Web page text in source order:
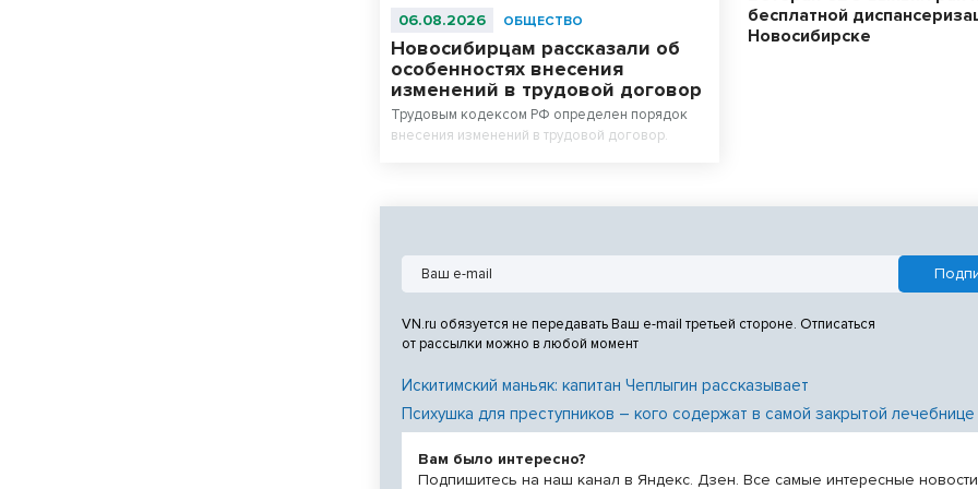
06.08.2026 ОБЩЕСТВО
Новосибирцам рассказали об
особенностях внесения
изменений в трудовой договор
Трудовым кодексом РФ определен порядок
внесения изменений в трудовой договор.
бесплатной
Новосибирске
VN.ru обязуется не передавать Ваш e-mail третьей стороне. Отписаться
от рассылки можно в любой момент
Искитимский маньяк: капитан Чеплыгин рассказывает
Психушка для преступников – кого содержат в самой закрытой
Вам было интересно?
Подпишитесь на наш канал в Яндекс. Дзен. Все самые интересные новости